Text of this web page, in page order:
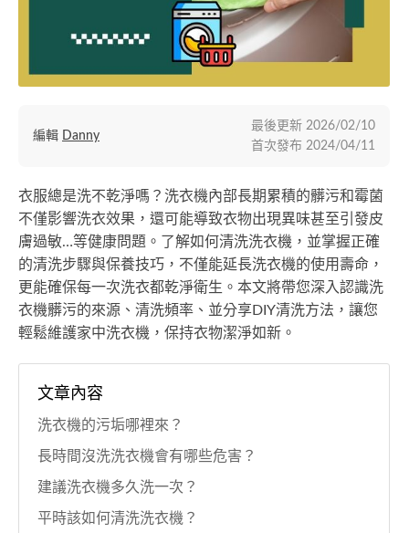
衣服總是洗不乾淨嗎？洗衣機內部長期累積的髒污和霉菌
不僅影響洗衣效果，還可能導致衣物出現異味甚至引發皮
膚過敏…等健康問題。了解如何清洗洗衣機，並掌握正確
的清洗步驟與保養技巧，不僅能延長洗衣機的使用壽命，
更能確保每一次洗衣都乾淨衛生。本文將帶您深入認識洗
衣機髒污的來源、清洗頻率、並分享DIY清洗方法，讓您
輕鬆維護家中洗衣機，保持衣物潔淨如新。
編輯 Danny
最後更新 2026/02/10
首次發布 2024/04/11
文章內容
洗衣機的污垢哪裡來？
長時間沒洗洗衣機會有哪些危害？
建議洗衣機多久洗一次？
平時該如何清洗洗衣機？